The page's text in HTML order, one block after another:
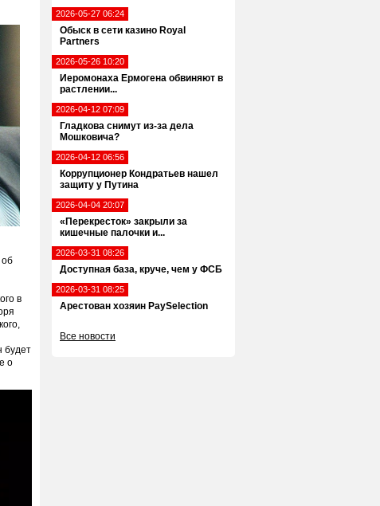
2026-05-27 06:24
Обыск в сети казино Royal
Partners
2026-05-26 10:20
Иеромонаха Ермогена обвиняют в
растлении...
2026-04-12 07:09
Гладкова снимут из-за дела
Мошковича?
2026-04-12 06:56
Коррупционер Кондратьев нашел
защиту у Путина
2026-04-04 20:07
«Перекресток» закрыли за
кишечные палочки и...
2026-03-31 08:26
Доступная база, круче, чем у ФСБ
2026-03-31 08:25
Арестован хозяин PaySelection
Все новости
в
будет
о